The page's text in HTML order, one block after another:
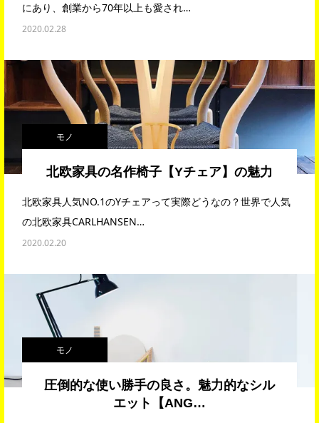
にあり、創業から70年以上も愛され…
2020.02.28
モノ
北欧家具の名作椅子【Yチェア】の魅力
北欧家具人気NO.1のYチェアって実際どうなの？世界で人気
の北欧家具CARLHANSEN…
2020.02.20
モノ
圧倒的な使い勝手の良さ。魅力的なシル
エット【ANG…